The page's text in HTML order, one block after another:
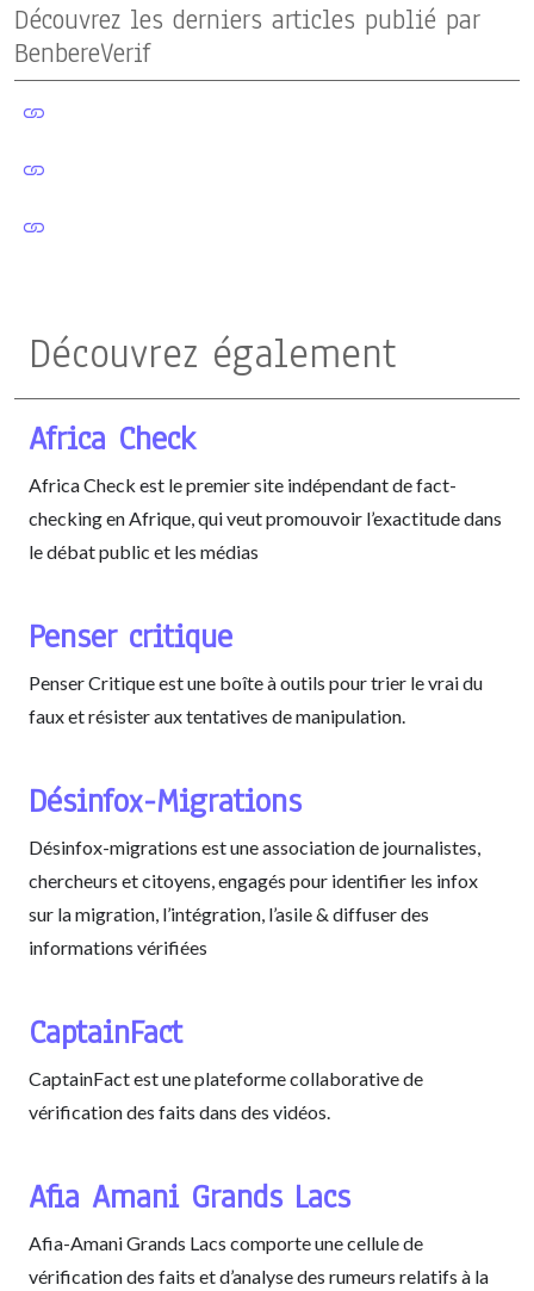
Découvrez les derniers articles publié par
BenbereVerif
Découvrez également
Africa Check
Africa Check est le premier site indépendant de fact-
checking en Afrique, qui veut promouvoir l’exactitude dans
le débat public et les médias
Penser critique
Penser Critique est une boîte à outils pour trier le vrai du
faux et résister aux tentatives de manipulation.
Désinfox-Migrations
Désinfox-migrations est une association de journalistes,
chercheurs et citoyens, engagés pour identifier les infox
sur la migration, l’intégration, l’asile & diffuser des
informations vérifiées
CaptainFact
CaptainFact est une plateforme collaborative de
vérification des faits dans des vidéos.
Afia Amani Grands Lacs
Afia-Amani Grands Lacs comporte une cellule de
vérification des faits et d’analyse des rumeurs relatifs à la